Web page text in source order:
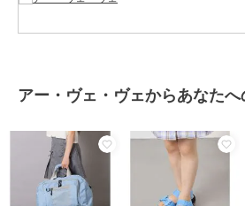
や保管の際は厳重にご注意ください。
期間限定セール開催中
ブランド アー・ヴェ・ヴェ
アー・ヴェ・ヴェからあなた